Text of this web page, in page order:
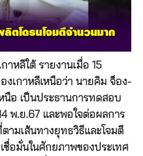
าหลีใต้ รายงานเมื่อ 15
งเกาหลีเหนือว่า นายคิม จ็อง-
นือ เป็นประธานการทดสอบ
พ.ย.67 และพอใจต่อผลการ
ามเส้นทางยุทธวิธีและโจมตี
ชื่อมั่นในศักยภาพของประเทศ